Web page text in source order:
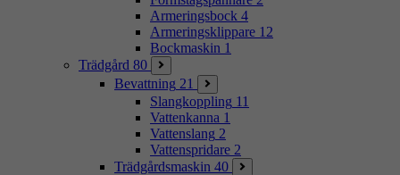
Armeringsbock 4
Armeringsklippare 12
Bockmaskin 1
Trädgård 80
Bevattning 21
Slangkoppling 11
Vattenkanna 1
Vattenslang 2
Vattenspridare 2
Trädgårdsmaskin 40